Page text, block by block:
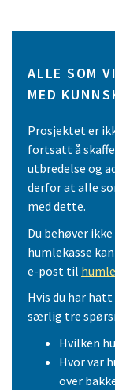
ALLE SOM
MED
Prosjektet er
fortsatt å
utbredelse og
derfor at alle
med dette.
Du behøver
humlekasse
e-post til
Hvis du har
særlig tre
Hvilken
Hvor var
over